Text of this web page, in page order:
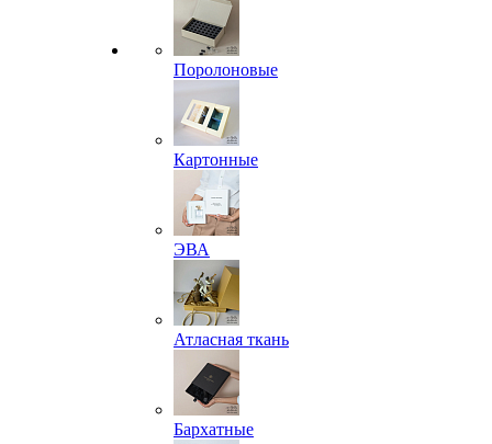
Поролоновые
Картонные
ЭВА
Атласная ткань
Бархатные